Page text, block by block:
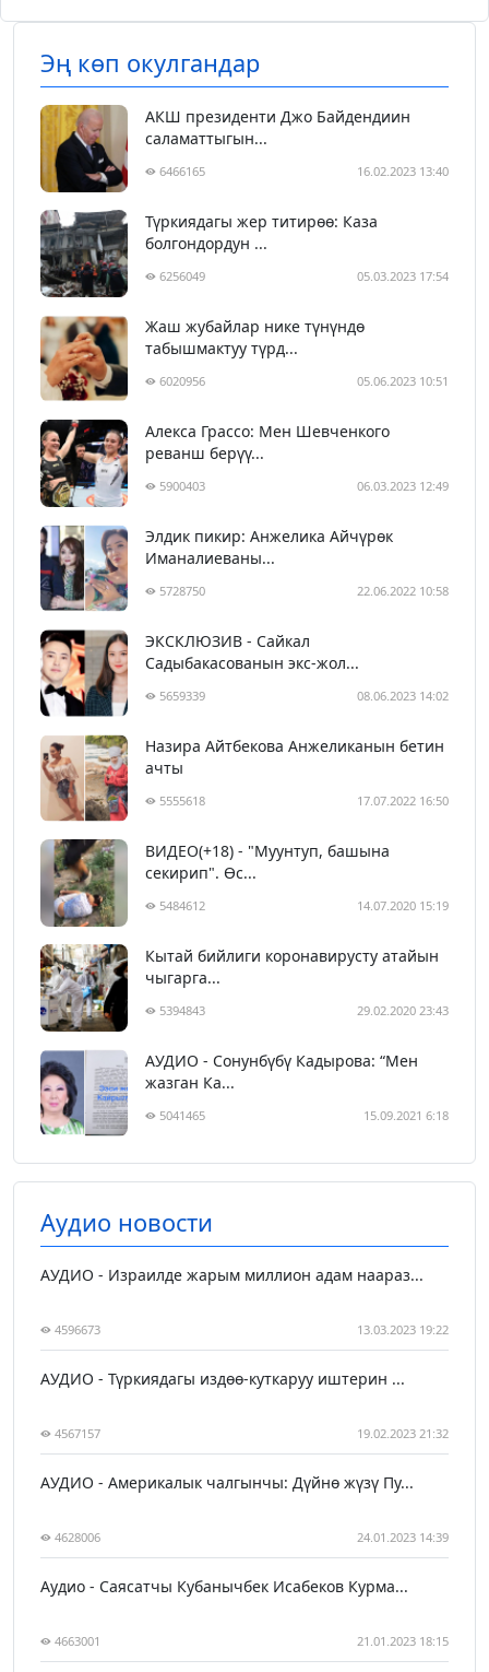
Эң көп окулгандар
АКШ президенти Джо Байдендиин
саламаттыгын...
6466165 16.02.2023 13:40
Түркиядагы жер титирөө: Каза
болгондордун ...
6256049 05.03.2023 17:54
Жаш жубайлар нике түнүндө
табышмактуу түрд...
6020956 05.06.2023 10:51
Алекса Грассо: Мен Шевченкого
реванш берүү...
5900403 06.03.2023 12:49
Элдик пикир: Анжелика Айчүрөк
Иманалиеваны...
5728750 22.06.2022 10:58
ЭКСКЛЮЗИВ - Сайкал
Садыбакасованын экс-жол...
5659339 08.06.2023 14:02
Назира Айтбекова Анжеликанын бетин
ачты
5555618 17.07.2022 16:50
ВИДЕО(+18) - "Муунтуп, башына
секирип". Өс...
5484612 14.07.2020 15:19
Кытай бийлиги коронавирусту атайын
чыгарга...
5394843 29.02.2020 23:43
АУДИО - Сонунбүбү Кадырова: “Мен
жазган Ка...
5041465 15.09.2021 6:18
Аудио новости
АУДИО - Израилде жарым миллион адам наараз...
4596673 13.03.2023 19:22
АУДИО - Түркиядагы издөө-куткаруу иштерин ...
4567157 19.02.2023 21:32
АУДИО - Америкалык чалгынчы: Дүйнө жүзү Пу...
4628006 24.01.2023 14:39
Аудио - Саясатчы Кубанычбек Исабеков Курма...
4663001 21.01.2023 18:15